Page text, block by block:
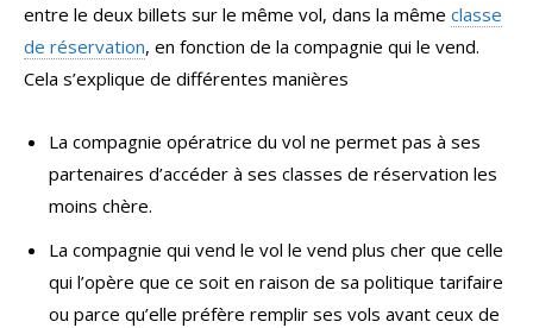
entre le deux billets sur le même vol, dans la même classe
de réservation, en fonction de la compagnie qui le vend.
Cela s’explique de différentes manières
La compagnie opératrice du vol ne permet pas à ses
partenaires d’accéder à ses classes de réservation les
moins chère.
La compagnie qui vend le vol le vend plus cher que celle
qui l’opère que ce soit en raison de sa politique tarifaire
ou parce qu’elle préfère remplir ses vols avant ceux de